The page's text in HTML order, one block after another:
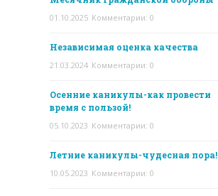
01.10.2025 Комментарии: 0
Независимая оценка качества
21.03.2024 Комментарии: 0
Осенние каникулы-как провести
время с пользой!
05.10.2023 Комментарии: 0
Летние каникулы-чудесная пора!
10.05.2023 Комментарии: 0